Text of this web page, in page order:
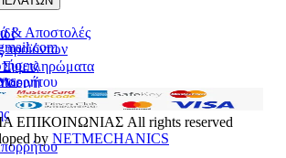
Συμπληρώματα
& Αποστολές
προϊόντων
ΕΠΙΚΟΙΝΩΝΙΑΣ All rights reserved
by NETMECHANICS